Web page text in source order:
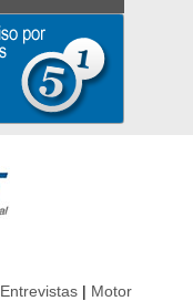
Entrevistas Motor